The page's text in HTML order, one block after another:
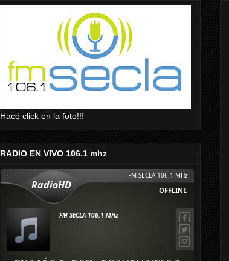
Hacé click en la foto!!!
RADIO EN VIVO 106.1 mhz